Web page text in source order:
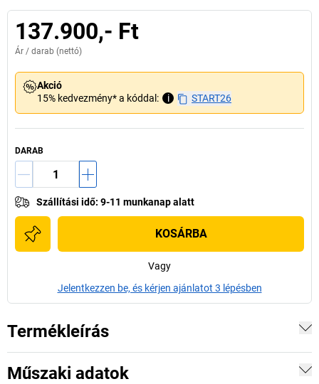
137.900,- Ft
Ár / darab (nettó)
Akció
15% kedvezmény* a kóddal:
i START26
DARAB
Szállítási idő: 9-11 munkanap alatt
KOSÁRBA
Vagy
Jelentkezzen be, és kérjen ajánlatot 3 lépésben
Termékleírás
Műszaki adatok